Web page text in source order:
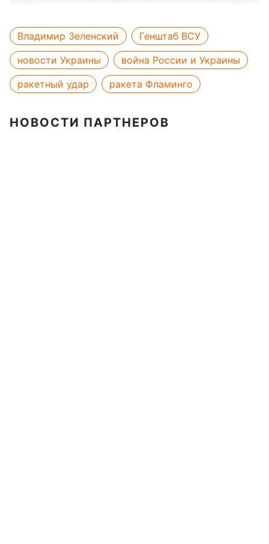
Владимир Зеленский
Генштаб ВСУ
новости Украины
война России и Украины
ракетный удар
ракета Фламинго
НОВОСТИ ПАРТНЕРОВ